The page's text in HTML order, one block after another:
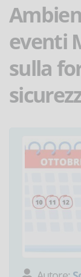
eventi
sulla